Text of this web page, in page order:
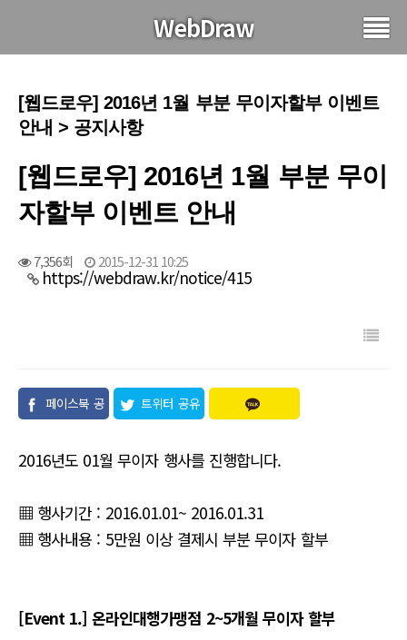
WebDraw
[웹드로우] 2016년 1월 부분 무이자할부 이벤트
안내 > 공지사항
[웹드로우] 2016년 1월 부분 무이
자할부 이벤트 안내
7,356회 2015-12-31 10:25
https://webdraw.kr/notice/415
페이스북 공
트위터 공유
2016년도 01월 무이자 행사를 진행합니다.
▦ 행사기간 : 2016.01.01~ 2016.01.31
▦ 행사내용 : 5만원 이상 결제시 부분 무이자 할부
[Event 1.] 온라인대행가맹점 2~5개월 무이자 할부